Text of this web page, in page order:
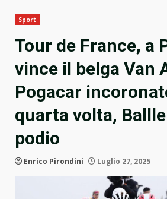
Sport
Tour de France, a
vince il belga Van
Pogacar
quarta volta,
podio
Enrico Pirondini Luglio 27, 2025